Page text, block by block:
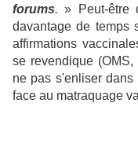
forums.» Peut-être
davantage de temps
affirmations
se revendique
ne pas s'enliser
face au matraquage